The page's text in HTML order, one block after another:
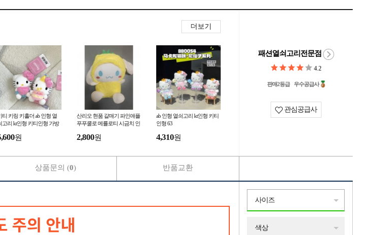
더보기
티 키링 키홀더 ab 인형 열
고리 kt인형 키티인형 가방
원
산리오 현품 갈매기 파인애플
푸푸쿨로 메를로티 시금치 인
2,800원
ab 인형 열쇠고리 kt인형 키티
인형 63
4,310원
패션열쇠고리전문점
4.2
판매2등급 우수공급사
관심공급사
상품문의 (0) 반품교환
사이즈
색상